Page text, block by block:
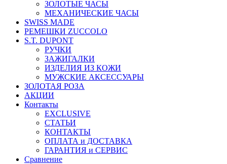
ЗОЛОТЫЕ ЧАСЫ
МЕХАНИЧЕСКИЕ ЧАСЫ
SWISS MADE
РЕМЕШКИ ZUCCOLO
S.T. DUPONT
РУЧКИ
ЗАЖИГАЛКИ
ИЗДЕЛИЯ ИЗ КОЖИ
МУЖСКИЕ АКСЕССУАРЫ
ЗОЛОТАЯ РОЗА
АКЦИИ
Контакты
EXCLUSIVE
СТАТЬИ
КОНТАКТЫ
ОПЛАТА и ДОСТАВКА
ГАРАНТИЯ и СЕРВИС
Сравнение